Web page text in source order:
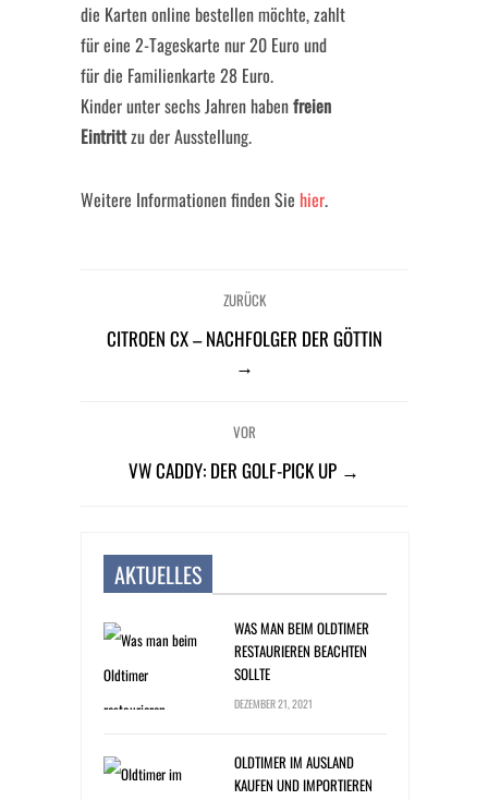
die Karten online bestellen möchte, zahlt
für eine 2-Tageskarte nur 20 Euro und
für die Familienkarte 28 Euro.
Kinder unter sechs Jahren habenfreien
Eintrittzu der Ausstellung.
Weitere Informationen finden Sie hier.
ZURÜCK
CITROEN CX – NACHFOLGER DER GÖTTIN
→
VOR
VW CADDY: DER GOLF-PICK UP →
AKTUELLES
WAS MAN BEIM OLDTIMER
RESTAURIEREN BEACHTEN
SOLLTE
DEZEMBER 21, 2021
OLDTIMER IM AUSLAND
KAUFEN UND IMPORTIEREN